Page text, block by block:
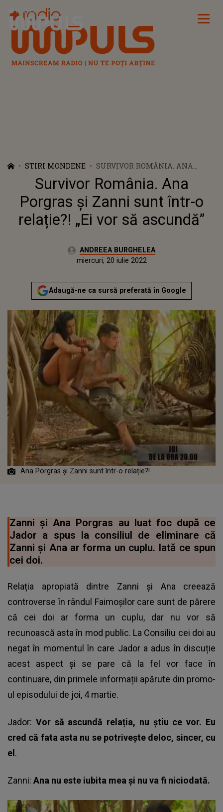
Radio Impuls
STIRI MONDENE
SURVIVOR ROMÂNIA. ANA
PORGRAS ȘI ZANNI SUNT ÎNTR-
O RELAȚIE?! „EI VOR SĂ
ASCUNDĂ”
Survivor România. Ana
Porgras și Zanni sunt într-o
relație?! „Ei vor să ascundă”
Autor:ANDREEA BURGHELEA
Actualizat:
miercuri, 20 iulie 2022
Adaugă-ne ca sursă preferată în Google
Ana Porgras și Zanni sunt într-o relație?!
Zanni și Ana Porgras au luat foc după ce
Jador a spus la consiliul de eliminare că
Zanni și Ana ar forma un cuplu. Iată ce spun
cei doi.
Relația apropiată dintre Zanni și Ana creează
controverse în rândul Faimoșilor care sunt de părere
că cei doi ar forma un cuplu, dar nu vor să
recunoască asta în mod public. La Consiliu cei doi au
negat în momentul în care Jador a adus în discuție
acest aspect și se pare că la fel vor face în
continuare, din primele informații apărute din promo-
ul episodului de joi, 4 martie.
Jador: Vor să ascundă relația, nu știu ce vor. Eu
cred că fata asta nu se potrivește deloc, sincer, cu
el .
Zanni: Ana nu este iubita mea și nu va fi niciodată.